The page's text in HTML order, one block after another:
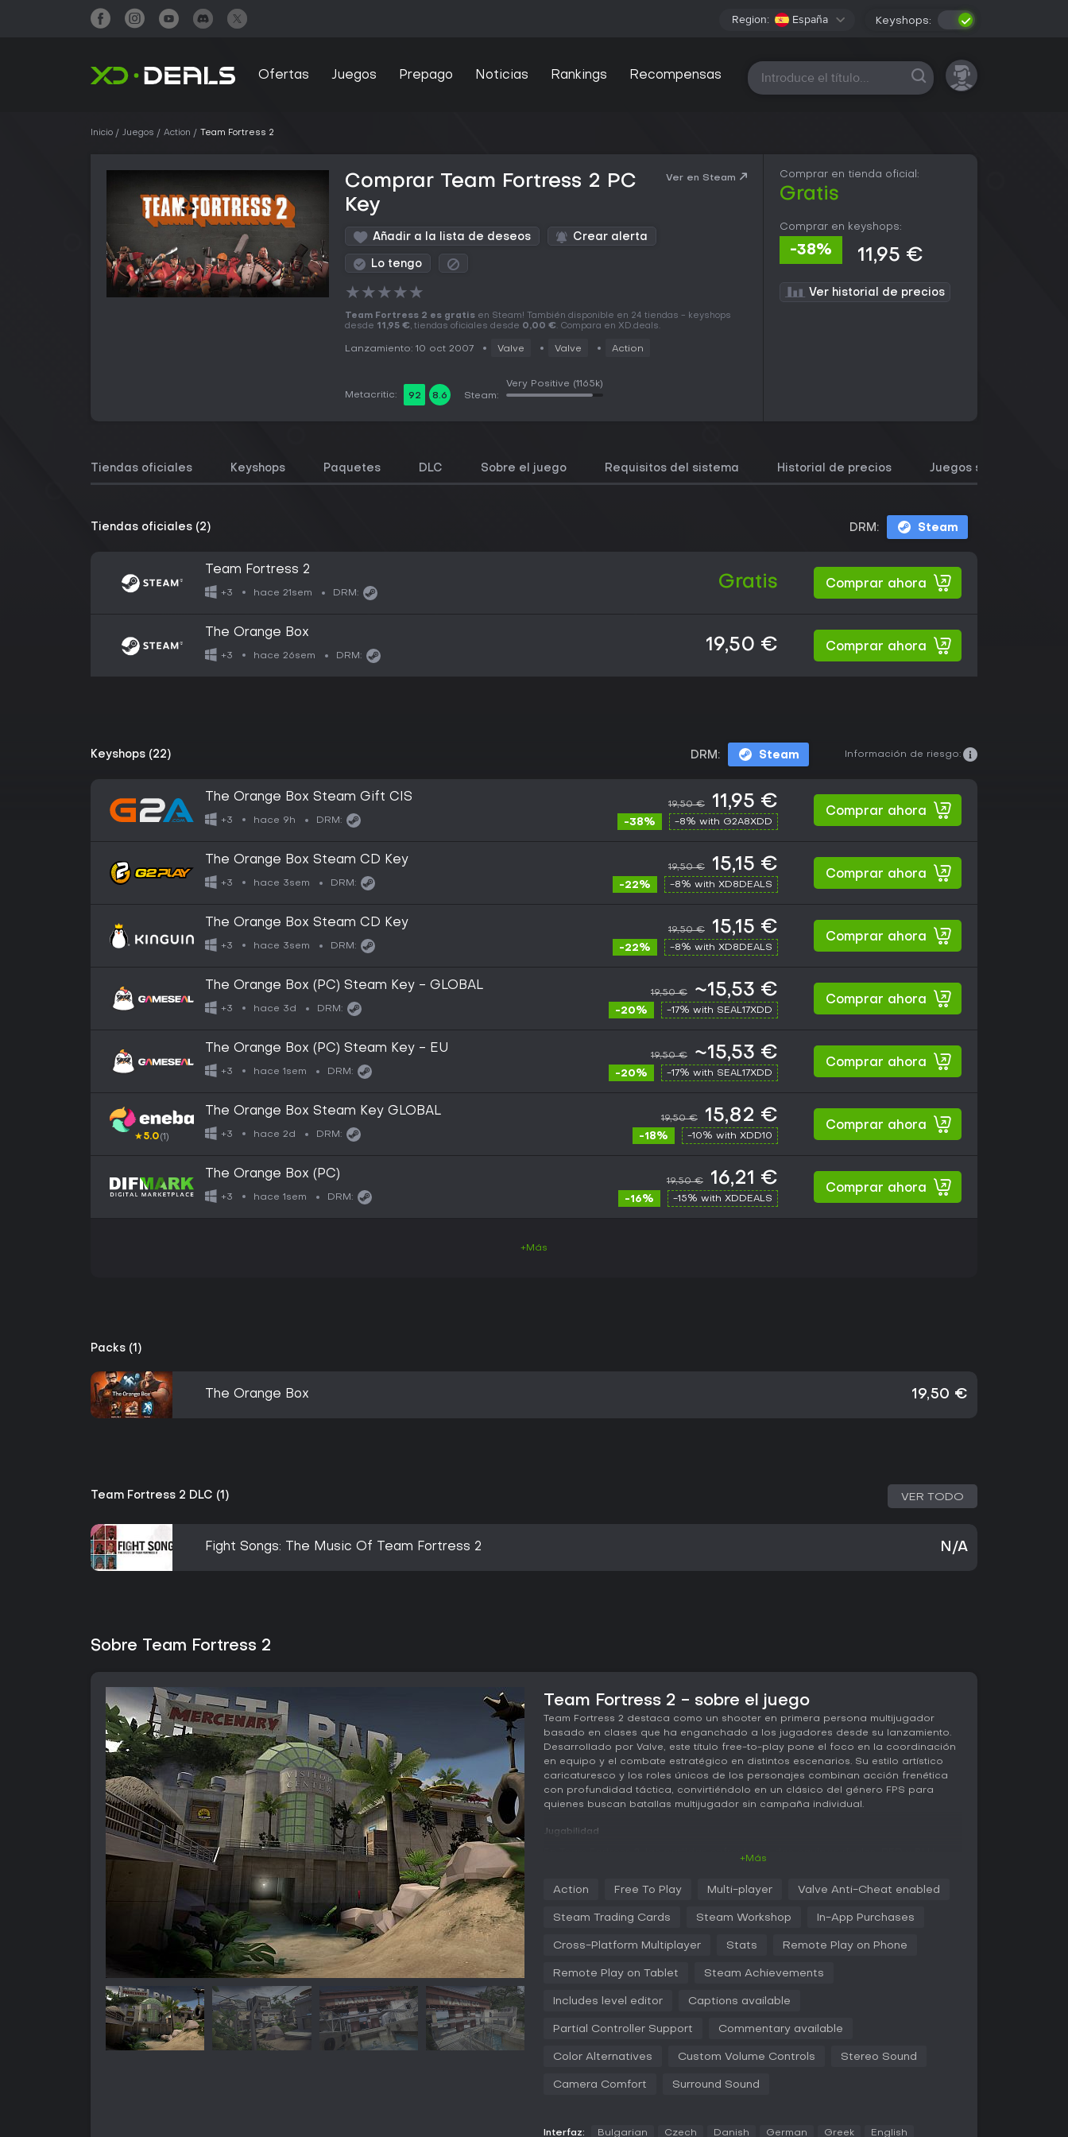
Region: España Keyshops:
Ofertas Juegos Prepago Noticias Rankings Recompensas Todas las plataformas
Inicio Juegos Action Team Fortress 2
Comprar Team Fortress 2 PC
Key
Ver en Steam
Añadir a la lista de deseos Crear alerta
Lo tengo
★★★★★
Team Fortress 2 es gratis en Steam! También disponible en 24 tiendas - keyshops
desde 11,95 €, tiendas oficiales desde 0,00 €. Compara en XD.deals.
Lanzamiento: 10 oct 2007 Valve Valve Action
Metacritic: 92 8.6 Steam:
Very Positive (1165k)
Comprar en tienda oficial:
Gratis
Comprar en keyshops:
-38% 11,95 €
Ver historial de precios
Tiendas oficiales Keyshops Paquetes DLC Sobre el juego Requisitos del sistema Historial de precios Juegos similares
Tiendas oficiales (2) DRM: Steam
Team Fortress 2
+3 hace 21sem DRM:
Gratis Comprar ahora
The Orange Box
+3 hace 26sem DRM:
19,50 € Comprar ahora
Keyshops (22) DRM: Steam Información de riesgo:
The Orange Box Steam Gift CIS
+3 hace 9h DRM:
19,50 € 11,95 €
-38% -8% with G2A8XDD
Comprar ahora
The Orange Box Steam CD Key
+3 hace 3sem DRM:
19,50 € 15,15 €
-22% -8% with XD8DEALS
Comprar ahora
The Orange Box Steam CD Key
+3 hace 3sem DRM:
19,50 € 15,15 €
-22% -8% with XD8DEALS
Comprar ahora
The Orange Box (PC) Steam Key - GLOBAL
+3 hace 3d DRM:
19,50 € ~15,53 €
-20% -17% with SEAL17XDD
Comprar ahora
The Orange Box (PC) Steam Key - EU
+3 hace 1sem DRM:
19,50 € ~15,53 €
-20% -17% with SEAL17XDD
Comprar ahora
★5.0(1)
The Orange Box Steam Key GLOBAL
+3 hace 2d DRM:
19,50 € 15,82 €
-18% -10% with XDD10
Comprar ahora
The Orange Box (PC)
+3 hace 1sem DRM:
19,50 € 16,21 €
-16% -15% with XDDEALS
Comprar ahora
+Más
Packs (1)
The Orange Box 19,50 €
Team Fortress 2 DLC (1) VER TODO
Fight Songs: The Music Of Team Fortress 2 N/A
Sobre Team Fortress 2
Team Fortress 2 - sobre el juego
Team Fortress 2 destaca como un shooter en primera persona multijugador
basado en clases que ha enganchado a los jugadores desde su lanzamiento.
Desarrollado por Valve, este título free-to-play pone el foco en la coordinación
en equipo y el combate estratégico en distintos escenarios. Su estilo artístico
caricaturesco y los roles únicos de los personajes combinan acción frenética
con profundidad táctica, convirtiéndolo en un clásico del género FPS para
quienes buscan batallas multijugador sin campaña individual.
Jugabilidad
Soldiers controlan zonas con cohetes y los Medics mantienen vivo al equipo
puntería y las sinergias entre clases, como un Heavy con su Medic para un
armas e ítems ganados en partida o mediante crafting, adaptándolos a su
estilo. El núcleo del juego consiste en cumplir objetivos mientras contrarrestas al
rival, con respawns que permiten volver al combate al instante.
El movimiento es ágil y responsive, aunque algunos lo ven resbaladizo, lo que
potencia el caos divertido. Las actualizaciones han añadido equipo nuevo y
ajustes de balance para mantener las mecánicas frescas. Contribuciones de la
comunidad, como las del parche de 2026, han pulido aspectos como el
funcionamiento fluido en hardware moderno.
Team Fortress 2 ofrece varios modos de juego basados en objetivos que
+Más
Action Free To Play Multi-player Valve Anti-Cheat enabled
Steam Trading Cards Steam Workshop In-App Purchases
Cross-Platform Multiplayer Stats Remote Play on Phone
Remote Play on Tablet Steam Achievements
Includes level editor Captions available
Partial Controller Support Commentary available
Color Alternatives Custom Volume Controls Stereo Sound
Camera Comfort Surround Sound
Interfaz: Bulgarian Czech Danish German Greek English